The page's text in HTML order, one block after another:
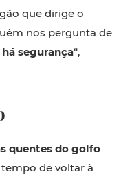
que dirige o
nos pergunta de
segurança“,
quentes do golfo
de voltar à